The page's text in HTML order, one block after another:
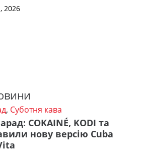
2026
, Суботня кава
COKAINÉ, KODI та
нову версію Cuba